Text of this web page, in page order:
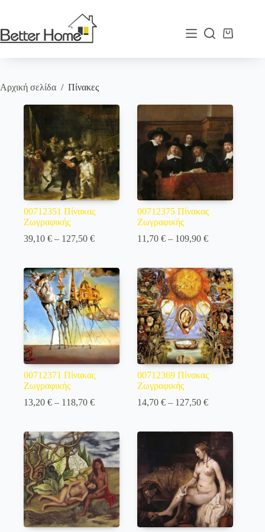
Καλάθι
Αρχική σελίδα / Πίνακες
00712351 Πίνακας
Ζωγραφικής
39,10 € – 127,50 €Price
through
127,50 €
00712375 Πίνακας
Ζωγραφικής
11,70€ – 109,90€Price
through
109,90 €
00712371 Πίνακας
Ζωγραφικής
13,20 € – 118,70 €Price
through
118,70 €
00712369 Πίνακας
Ζωγραφικής
14,70€ – 127,50€Price
through
127,50 €